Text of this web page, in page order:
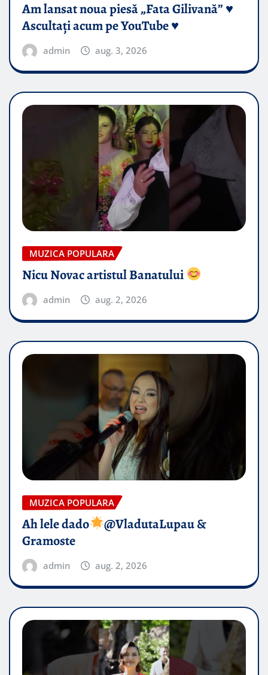
Am lansat noua piesă „Fata Gilivană” ♥️
Ascultați acum pe YouTube ♥️
admin aug. 3, 2026
MUZICA POPULARA
Nicu Novac artistul Banatului
admin aug. 2, 2026
MUZICA POPULARA
Ah lele dado​
@VladutaLupau &
Gramoste
admin aug. 2, 2026